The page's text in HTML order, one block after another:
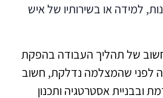
למידה או בשירותיו של איש
של תהליך העבודה בהפקת
לפני שהמצלמה נדלקת, חשוב
אסטרטגיה ותכנון